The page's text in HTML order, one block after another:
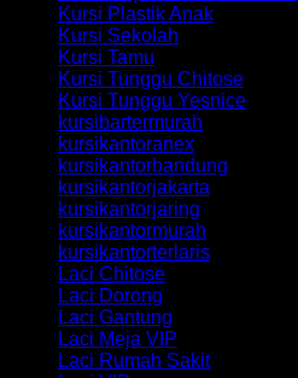
Kursi Plastik Anak
Kursi Sekolah
Kursi Tamu
Kursi Tunggu Chitose
Kursi Tunggu Yesnice
kursibartermurah
kursikantoranex
kursikantorbandung
kursikantorjakarta
kursikantorjaring
kursikantormurah
kursikantorterlaris
Laci Chitose
Laci Dorong
Laci Gantung
Laci Meja VIP
Laci Rumah Sakit